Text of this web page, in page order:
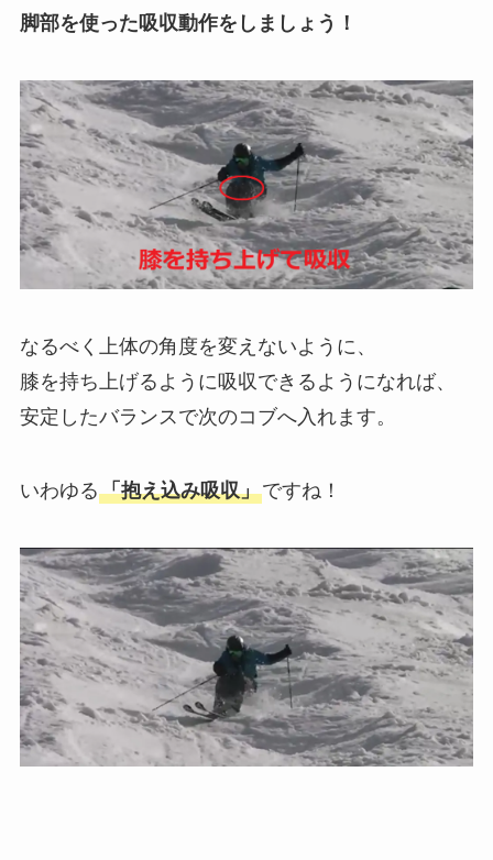
脚部を使った吸収動作をしましょう！
なるべく上体の角度を変えないように、
膝を持ち上げるように吸収できるようになれば、
安定したバランスで次のコブへ入れます。
いわゆる「抱え込み吸収」ですね！